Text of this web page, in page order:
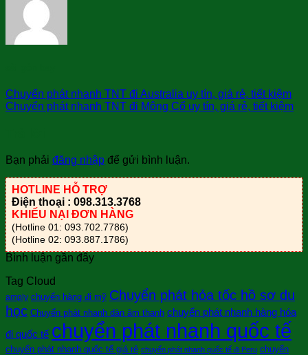
Chuyển phát nhanh TNT đi Australia uy tín, giá rẻ, tiết kiệm
Chuyển phát nhanh TNT đi Mông Cổ uy tín, giá rẻ, tiết kiệm
Bạn phải đăng nhập để gửi bình luận.
HOTLINE HỖ TRỢ
Điện thoại : 098.313.3768
KHIẾU NẠI ĐƠN HÀNG
(Hotline 01: 093.702.7786)
(Hotline 02: 093.887.1786)
Bình luận gần đây
Tag Cloud
amply chuyển hàng đi mỹ Chuyển phát hỏa tốc hồ sơ du
học Chuyển phát nhanh dàn âm thanh chuyển phát nhanh hàng hóa
đi quốc tế chuyển phát nhanh quốc tế
chuyển phát nhanh quốc tế giá rẻ chuyển phát nhanh quốc tế đi Peru chuyển